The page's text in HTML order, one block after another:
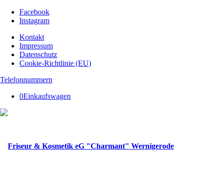
Facebook
Instagram
Kontakt
Impressum
Datenschutz
Cookie-Richtlinie (EU)
Telefonnummern
0Einkaufswagen